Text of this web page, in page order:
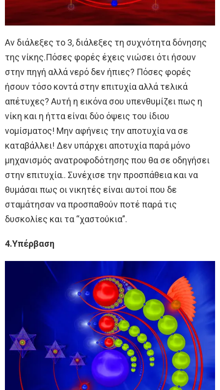
Αν διάλεξες το 3, διάλεξες τη συχνότητα δόνησης
της νίκης.Πόσες φορές έχεις νιώσει ότι ήσουν
στην πηγή αλλά νερό δεν ήπιες? Πόσες φορές
ήσουν τόσο κοντά στην επιτυχία αλλά τελικά
απέτυχες? Αυτή η εικόνα σου υπενθυμίζει πως η
νίκη και η ήττα είναι δύο όψεις του ίδιου
νομίσματος! Μην αφήνεις την αποτυχία να σε
καταβάλλει! Δεν υπάρχει αποτυχία παρά μόνο
μηχανισμός ανατροφοδότησης που θα σε οδηγήσει
στην επιτυχία.. Συνέχισε την προσπάθεια και να
θυμάσαι πως οι νικητές είναι αυτοί που δε
σταμάτησαν να προσπαθούν ποτέ παρά τις
δυσκολίες και τα “χαστούκια”.
4.Υπέρβαση